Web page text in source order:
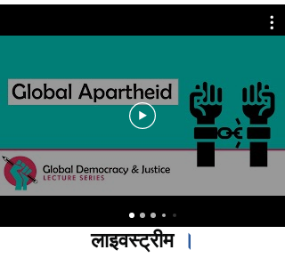
लाइवस्ट्रीम ।